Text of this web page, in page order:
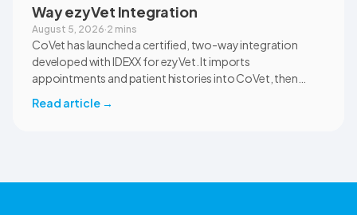
Way ezyVet Integration
August 5, 2026·2 mins
CoVet has launched a certified, two-way integration
developed with IDEXX for ezyVet. It imports
appointments and patient histories into CoVet, then
correct ezyVet patient record. The integration is available
Read article →